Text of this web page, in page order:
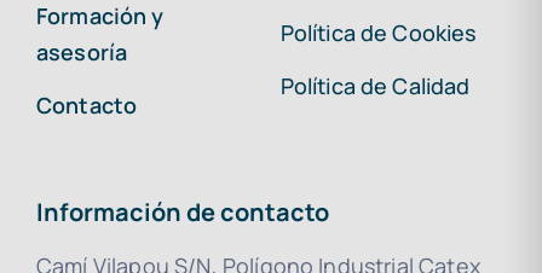
Formación y
asesoría
Contacto
Política de Cookies
Política de Calidad
Información de contacto
Camí Vilapou S/N, Polígono Industrial Catex